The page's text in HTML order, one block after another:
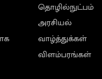
தொழில்நுட்பம்
அரசியல்
வாழ்த்துக்கள்
விளம்பரங்கள்